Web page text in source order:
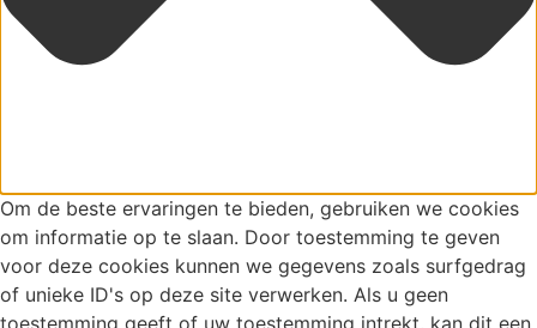
Om de beste ervaringen te bieden, gebruiken we cookies
om informatie op te slaan. Door toestemming te geven
voor deze cookies kunnen we gegevens zoals surfgedrag
of unieke ID's op deze site verwerken. Als u geen
toestemming geeft of uw toestemming intrekt, kan dit een